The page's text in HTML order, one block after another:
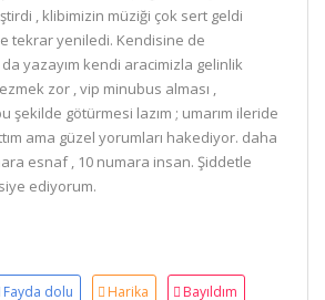
, klibimizin müziği çok sert geldi
tekrar yeniledi. Kendisine de
yazayım kendi aracimizla gelinlik
zor , vip minubus alması ,
şekilde götürmesi lazım ; umarım ileride
ama güzel yorumları hakediyor. daha
esnaf , 10 numara insan. Şiddetle
ediyorum.
Fayda dolu Harika Bayıldım